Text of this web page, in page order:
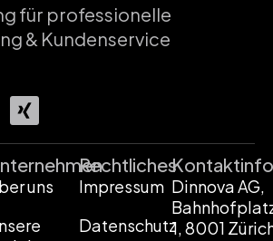
für professionelle
& Kundenservice
uns
Rechtliches
Impressum
Datenschutz
Dinnova AG,
1, 8001